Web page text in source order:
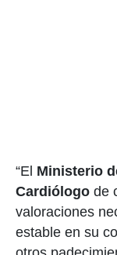
“El Ministerio
Cardiólogo de
valoraciones
estable en su